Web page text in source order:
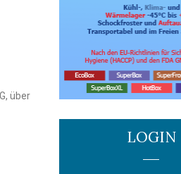
über
LOGIN